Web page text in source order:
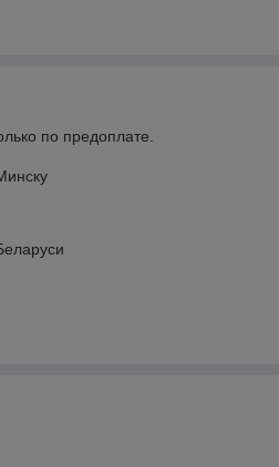
по предоплате.